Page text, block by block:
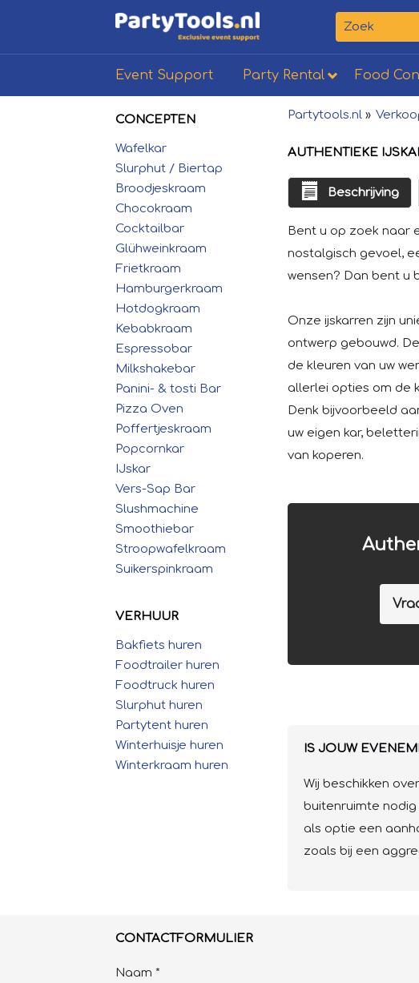
Event Support Party Rental Food
CONCEPTEN
Wafelkar
Slurphut / Biertap
Broodjeskraam
Chocokraam
Cocktailbar
Glühweinkraam
Frietkraam
Hamburgerkraam
Hotdogkraam
Kebabkraam
Espressobar
Milkshakebar
Panini- & tosti Bar
Pizza Oven
Poffertjeskraam
Popcornkar
IJskar
Vers-Sap Bar
Slushmachine
Smoothiebar
Stroopwafelkraam
Suikerspinkraam
VERHUUR
Bakfiets huren
Foodtrailer huren
Foodtruck huren
Slurphut huren
Partytent huren
Winterhuisje huren
Winterkraam huren
Partytools.nl»
AUTHENTIEKE
Beschrijving
Bent u op zoek naar
nostalgisch gevoel,
wensen? Dan bent u
Onze ijskarren zijn
ontwerp gebouwd.
de kleuren van uw
allerlei opties om de
Denk bijvoorbeeld
uw eigen kar,
van koperen.
IS JOUW
Wij beschikken
buitenruimte nodig
als optie een
zoals bij een
CONTACTFORMULIER
Naam *